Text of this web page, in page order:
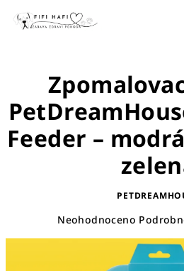
obsah
Feeder –
Průměrné
Neohodnoceno